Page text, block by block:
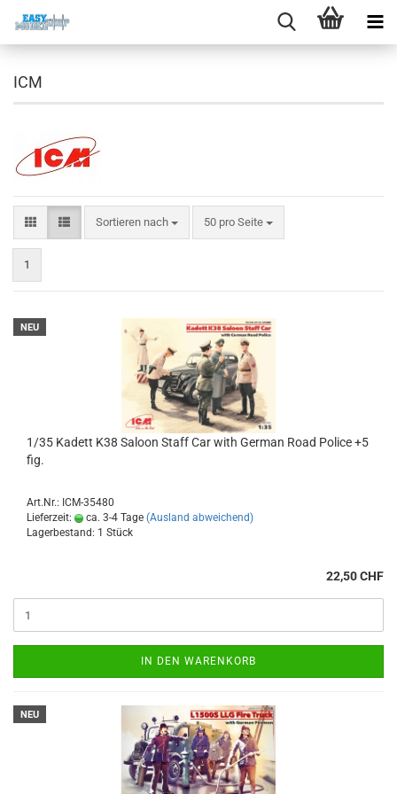
ICM
Sortieren nach
Sortieren nach 50 pro Seite
pro Seite
1
NEU
1/35 Kadett K38 Saloon Staff Car with German Road Police +5
fig.
Art.Nr.: ICM-35480
Lieferzeit:
ca. 3-4 Tage (Ausland abweichend)
Lagerbestand: 1 Stück
22,50 CHF
IN DEN WARENKORB
NEU